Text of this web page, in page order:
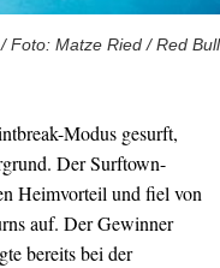
Foto: Matze Ried / Red Bull
Modus gesurft,
Der Surftown-
Heimvorteil und fiel von
auf. Der Gewinner
bereits bei der